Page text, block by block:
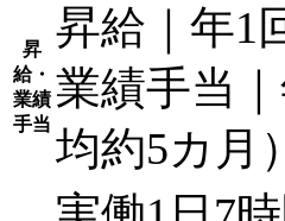
昇
給・
業績
手当
昇給｜年1
業績手当
均約5カ月）